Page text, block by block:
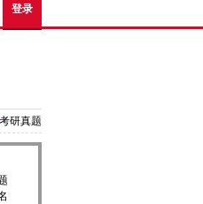
登录
考研真题